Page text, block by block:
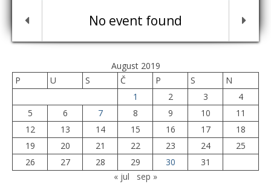
No event found
August 2019
P
U S Č P S
N
1
2 3
4
5
6 7 8 9 10
11
12
13 14 15 16 17
18
19
20 21 22 23 24
25
26
27 28 29 30
31
« jul
sep »